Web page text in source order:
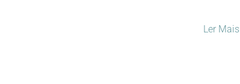
Ler Mais